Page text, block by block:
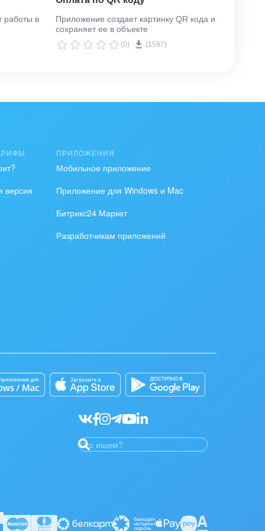
работы в
Приложение создает картинку QR кода и
сохраняет ее в объекте
(0) (1597)
версия
ПРИЛОЖЕНИЯ
Мобильное приложение
Приложение для Windows и Mac
Битрикс24 Маркет
Разработчикам приложений